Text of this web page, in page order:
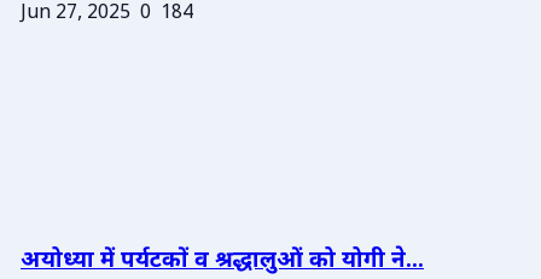
Jun 27, 2025 0 184
अयोध्या में पर्यटकों व श्रद्धालुओं को योगी ने...